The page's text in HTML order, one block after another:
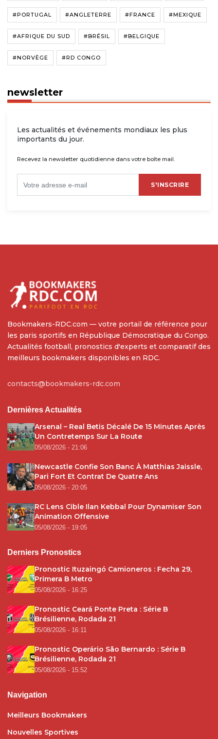
#PORTUGAL #ANGLETERRE #FRANCE #MEXIQUE
#AFRIQUE DU SUD #BRÉSIL #BELGIQUE
#NORVÈGE #RD CONGO
newsletter
Les actualités et événements mondiaux les plus
importants du jour.
Recevez la newsletter quotidienne dans votre boîte mail.
S'INSCRIRE
Bookmakers-RDC.com — votre portail de référence pour
les paris sportifs en République Démocratique du Congo.
Actualités football, pronostics d'experts et comparatif des
meilleurs bookmakers disponibles en RDC.
contacts@bookmakers-rdc.com
Dernières Actualités
Arsenal – Real Betis Décalé De 15 Minutes Après
Un Contretemps Sur La Route
05/08/2026 - 21:06
Newcastle Confie Son Banc À Matthias Jaissle,
Pari Fort Et Contrat De Quatre Ans
05/08/2026 - 20:05
RC Lens Cible Ilan Kebbal Pour Dynamiser Son
Animation Offensive
05/08/2026 - 19:05
Derniers Pronostics
Pronostic Ituzaingó Camioneros : Fecha 29,
Primera B Metro
05/08/2026 - 16:25
Pronostic Ceará Ponte Preta : Série B
Brésilienne, Rodada 21
05/08/2026 - 16:11
Pronostic Operário São Bernardo : Série B
Brésilienne, Rodada 21
05/08/2026 - 15:52
Navigation
Meilleurs Bookmakers
Nouvelles Sportives